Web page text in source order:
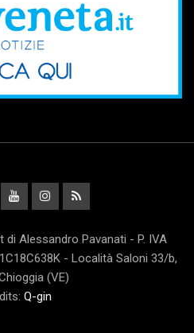
Alessandro Pavanati - P. IVA
- Località Saloni 33/b,
(VE)
Q-gin